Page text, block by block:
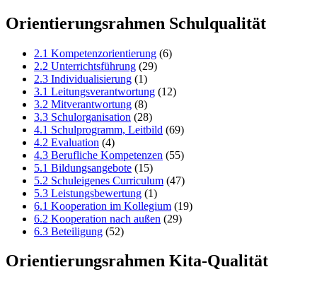
Orientierungsrahmen Schulqualität
2.1 Kompetenzorientierung (6)
2.2 Unterrichtsführung (29)
2.3 Individualisierung (1)
3.1 Leitungsverantwortung (12)
3.2 Mitverantwortung (8)
3.3 Schulorganisation (28)
4.1 Schulprogramm, Leitbild (69)
4.2 Evaluation (4)
4.3 Berufliche Kompetenzen (55)
5.1 Bildungsangebote (15)
5.2 Schuleigenes Curriculum (47)
5.3 Leistungsbewertung (1)
6.1 Kooperation im Kollegium (19)
6.2 Kooperation nach außen (29)
6.3 Beteiligung (52)
Orientierungsrahmen Kita-Qualität